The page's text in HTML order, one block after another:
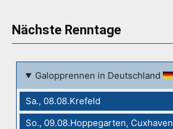
Nächste Renntage
Galopprennen in Deutschland
Sa., 08.08.Krefeld
So., 09.08.Hoppegarten, Cuxhaven